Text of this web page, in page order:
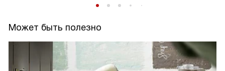
Может быть полезно